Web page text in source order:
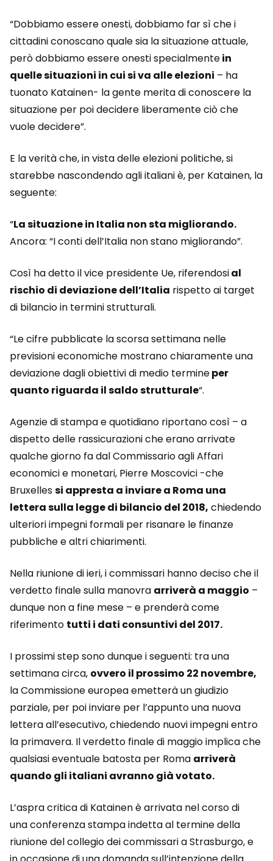
“Dobbiamo essere onesti, dobbiamo far sì che i
cittadini conoscano quale sia la situazione attuale,
però dobbiamo essere onesti specialmentein
quelle situazioni in cui si va alle elezioni – ha
tuonato Katainen- la gente merita di conoscere la
situazione per poi decidere liberamente ciò che
vuole decidere”.
E la verità che, in vista delle elezioni politiche, si
starebbe nascondendo agli italiani è, per Katainen, la
seguente:
“La situazione in Italia non sta migliorando.
Ancora: “I conti dell’Italia non stano migliorando”.
Così ha detto il vice presidente Ue, riferendosial
rischio di deviazione dell’Italia rispetto ai target
di bilancio in termini strutturali.
“Le cifre pubblicate la scorsa settimana nelle
previsioni economiche mostrano chiaramente una
deviazione dagli obiettivi di medio termineper
quanto riguarda il saldo strutturale“.
Agenzie di stampa e quotidiano riportano così – a
dispetto delle rassicurazioni che erano arrivate
qualche giorno fa dal Commissario agli Affari
economici e monetari, Pierre Moscovici -che
Bruxellessi appresta a inviare a Roma una
lettera sulla legge di bilancio del 2018, chiedendo
ulteriori impegni formali per risanare le finanze
pubbliche e altri chiarimenti.
Nella riunione di ieri, i commissari hanno deciso che il
verdetto finale sulla manovra arriverà a maggio –
dunque non a fine mese – e prenderà come
riferimento tutti i dati consuntivi del 2017.
I prossimi step sono dunque i seguenti: tra una
settimana circa, ovvero il prossimo 22 novembre,
la Commissione europea emetterà un giudizio
parziale, per poi inviare per l’appunto una nuova
lettera all’esecutivo, chiedendo nuovi impegni entro
la primavera. Il verdetto finale di maggio implica che
qualsiasi eventuale batosta per Roma arriverà
quando gli italiani avranno già votato.
L’aspra critica di Katainen è arrivata nel corso di
una conferenza stampa indetta al termine della
riunione del collegio dei commissari a Strasburgo, e